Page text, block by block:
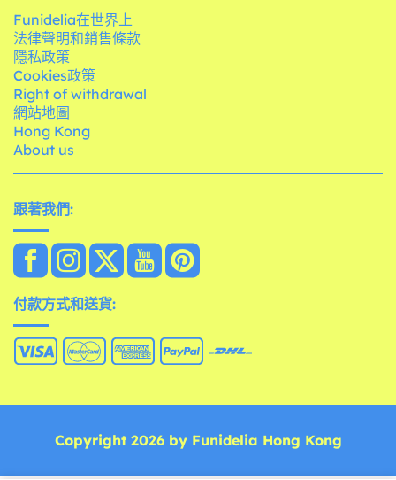
Funidelia在世界上
法律聲明和銷售條款
隱私政策
Cookies政策
Right of withdrawal
網站地圖
Hong Kong
About us
跟著我們:
付款方式和送貨:
Copyright 2026 by Funidelia Hong Kong